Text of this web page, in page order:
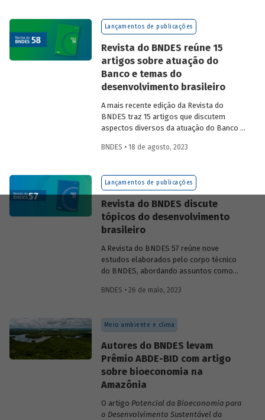
na experiência das equipes do BNDES.
Lançamentos de publicações
Revista do BNDES reúne 15
artigos sobre atuação do
Banco e temas do
desenvolvimento brasileiro
A mais recente edição da Revista do
BNDES traz 15 artigos que discutem
aspectos diversos da atuação do Banco e
nacional.
BNDES • 18 de agosto, 2023
Lançamentos de publicações
Revista do BNDES discute
tópicos do desenvolvimento
brasileiro
A Revista do BNDES 57 reúne nove
estudos elaborados pelo corpo técnico
do BNDES, abordando assuntos como
saúde no território da Amazônia Legal,
BNDES • 26 de maio, 2023
Meio ambiente e clima
Autores do BNDES levam
Prêmio ABDE-BID com artigo
sobre bioeconomia na
Amazônia
O artigo Potencial da Bioeconomia para
o Desenvolvimento Sustentável da